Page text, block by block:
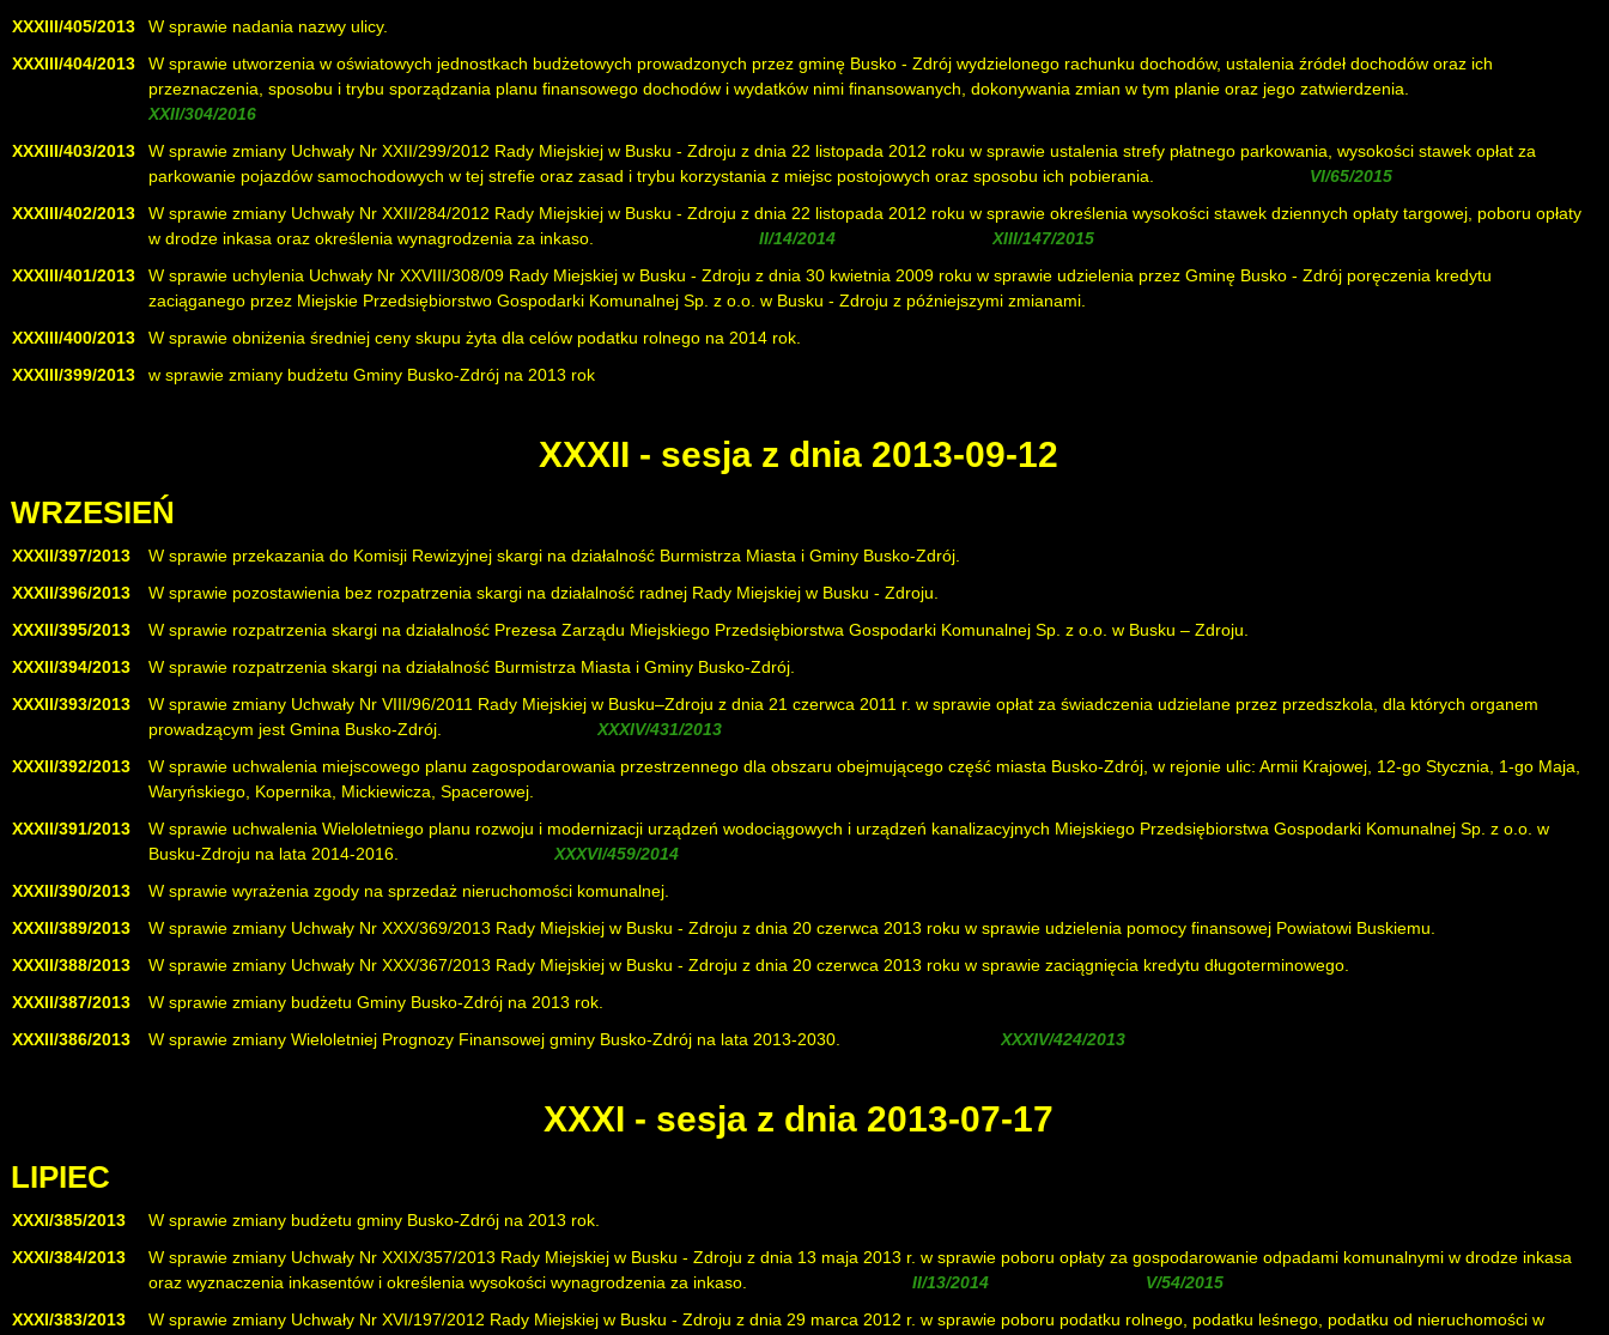
XXXIII/405/2013
W sprawie nadania nazwy ulicy.
XXXIII/404/2013
W sprawie utworzenia w oświatowych jednostkach budżetowych prowadzonych przez gminę Busko - Zdrój wydzielonego rachunku dochodów, ustalenia źródeł dochodów oraz ich
przeznaczenia, sposobu i trybu sporządzania planu finansowego dochodów i wydatków nimi finansowanych, dokonywania zmian w tym planie oraz jego zatwierdzenia.
XXXIII/403/2013
W sprawie zmiany Uchwały Nr XXII/299/2012 Rady Miejskiej w Busku - Zdroju z dnia 22 listopada 2012 roku w sprawie ustalenia strefy płatnego parkowania, wysokości stawek opłat za
parkowanie pojazdów samochodowych w tej strefie oraz zasad i trybu korzystania z miejsc postojowych oraz sposobu ich pobierania.
XXXIII/402/2013
W sprawie zmiany Uchwały Nr XXII/284/2012 Rady Miejskiej w Busku - Zdroju z dnia 22 listopada 2012 roku w sprawie określenia wysokości stawek dziennych opłaty targowej, poboru opłaty
w drodze inkasa oraz określenia wynagrodzenia za inkaso.
XXXIII/401/2013
W sprawie uchylenia Uchwały Nr XXVIII/308/09 Rady Miejskiej w Busku - Zdroju z dnia 30 kwietnia 2009 roku w sprawie udzielenia przez Gminę Busko - Zdrój poręczenia kredytu
zaciąganego przez Miejskie Przedsiębiorstwo Gospodarki Komunalnej Sp. z o.o. w Busku - Zdroju z późniejszymi zmianami.
XXXIII/400/2013
W sprawie obniżenia średniej ceny skupu żyta dla celów podatku rolnego na 2014 rok.
XXXIII/399/2013
w sprawie zmiany budżetu Gminy Busko-Zdrój na 2013 rok
XXXII - sesja z dnia 2013-09-12
WRZESIEŃ
XXXII/397/2013
W sprawie przekazania do Komisji Rewizyjnej skargi na działalność Burmistrza Miasta i Gminy Busko-Zdrój.
XXXII/396/2013
W sprawie pozostawienia bez rozpatrzenia skargi na działalność radnej Rady Miejskiej w Busku - Zdroju.
XXXII/395/2013
W sprawie rozpatrzenia skargi na działalność Prezesa Zarządu Miejskiego Przedsiębiorstwa Gospodarki Komunalnej Sp. z o.o. w Busku – Zdroju.
XXXII/394/2013
W sprawie rozpatrzenia skargi na działalność Burmistrza Miasta i Gminy Busko-Zdrój.
XXXII/393/2013
W sprawie zmiany Uchwały Nr VIII/96/2011 Rady Miejskiej w Busku–Zdroju z dnia 21 czerwca 2011 r. w sprawie opłat za świadczenia udzielane przez przedszkola, dla których organem
prowadzącym jest Gmina Busko-Zdrój.
XXXII/392/2013
W sprawie uchwalenia miejscowego planu zagospodarowania przestrzennego dla obszaru obejmującego część miasta Busko-Zdrój, w rejonie ulic: Armii Krajowej, 12-go Stycznia, 1-go Maja,
Waryńskiego, Kopernika, Mickiewicza, Spacerowej.
XXXII/391/2013
W sprawie uchwalenia Wieloletniego planu rozwoju i modernizacji urządzeń wodociągowych i urządzeń kanalizacyjnych Miejskiego Przedsiębiorstwa Gospodarki Komunalnej Sp. z o.o. w
Busku-Zdroju na lata 2014-2016.
XXXII/390/2013
W sprawie wyrażenia zgody na sprzedaż nieruchomości komunalnej.
XXXII/389/2013
W sprawie zmiany Uchwały Nr XXX/369/2013 Rady Miejskiej w Busku - Zdroju z dnia 20 czerwca 2013 roku w sprawie udzielenia pomocy finansowej Powiatowi Buskiemu.
XXXII/388/2013
W sprawie zmiany Uchwały Nr XXX/367/2013 Rady Miejskiej w Busku - Zdroju z dnia 20 czerwca 2013 roku w sprawie zaciągnięcia kredytu długoterminowego.
XXXII/387/2013
W sprawie zmiany budżetu Gminy Busko-Zdrój na 2013 rok.
XXXII/386/2013
W sprawie zmiany Wieloletniej Prognozy Finansowej gminy Busko-Zdrój na lata 2013-2030.
XXXI - sesja z dnia 2013-07-17
LIPIEC
XXXI/385/2013
W sprawie zmiany budżetu gminy Busko-Zdrój na 2013 rok.
XXXI/384/2013
W sprawie zmiany Uchwały Nr XXIX/357/2013 Rady Miejskiej w Busku - Zdroju z dnia 13 maja 2013 r. w sprawie poboru opłaty za gospodarowanie odpadami komunalnymi w drodze inkasa
oraz wyznaczenia inkasentów i określenia wysokości wynagrodzenia za inkaso.
XXXI/383/2013
W sprawie zmiany Uchwały Nr XVI/197/2012 Rady Miejskiej w Busku - Zdroju z dnia 29 marca 2012 r. w sprawie poboru podatku rolnego, podatku leśnego, podatku od nieruchomości w